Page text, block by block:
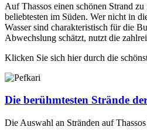
Auf Thassos einen schönen Strand
beliebtesten im Süden. Wer nicht in
Wasser sind charakteristisch für die
Abwechslung schätzt, nutzt die
Klicken Sie sich hier durch die
Die berühmtesten Strände
Die Auswahl an Stränden auf